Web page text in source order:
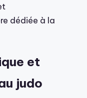
dédiée à la
et
judo